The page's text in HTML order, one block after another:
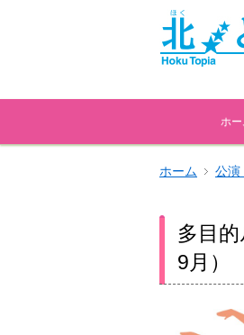
ホ
ホーム 公演
多目
9月）